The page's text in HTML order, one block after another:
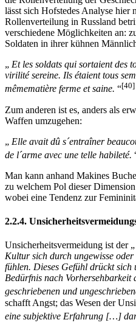
lässt sich Hofstedes Analyse hier
Rollenverteilung in Russland
verschiedene Möglichkeiten an:
Soldaten in ihrer kühnen
„ Et les soldats qui sortaient des
virilité sereine. Ils étaient tous
mêmematière ferme et saine. “[40]
Zum anderen ist es, anders als
Waffen umzugehen:
„ Elle avait dû s´entraîner
de l´arme avec une telle habileté.
Man kann anhand Makines
zu welchem Pol dieser
wobei eine Tendenz zur
2.2.4.
Unsicherheitsvermeidung ist der „
Kultur sich durch ungewisse
fühlen. Dieses Gefühl drückt sich
Bedürfnis nach Vorhersehbarkeit
geschriebenen und
schafft Angst; das Wesen der
eine subjektive Erfahrung […]